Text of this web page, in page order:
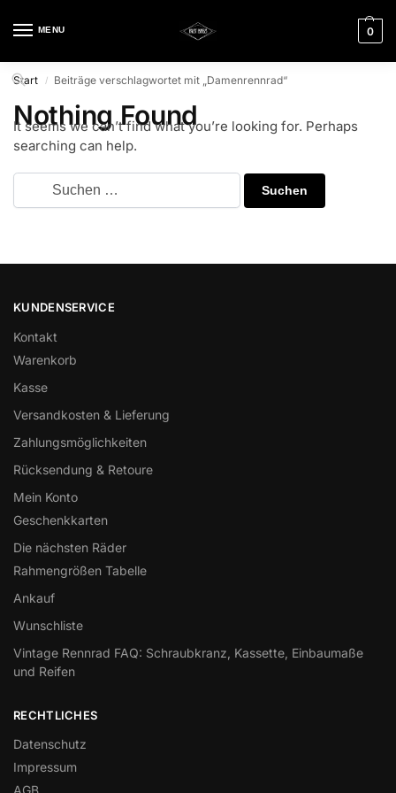
MENU 0
Start / Beiträge verschlagwortet mit „Damenrennrad“
Nothing Found
It seems we can’t find what you’re looking for. Perhaps
searching can help.
KUNDENSERVICE
Kontakt
Warenkorb
Kasse
Versandkosten & Lieferung
Zahlungsmöglichkeiten
Rücksendung & Retoure
Mein Konto
Geschenkkarten
Die nächsten Räder
Rahmengrößen Tabelle
Ankauf
Wunschliste
Vintage Rennrad FAQ: Schraubkranz, Kassette, Einbaumaße
und Reifen
RECHTLICHES
Datenschutz
Impressum